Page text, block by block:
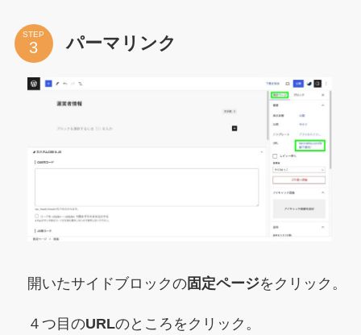
STEP パーマリンク
開いたサイドブロックの固定ページをクリック。
４つ目のURLのところをクリック。